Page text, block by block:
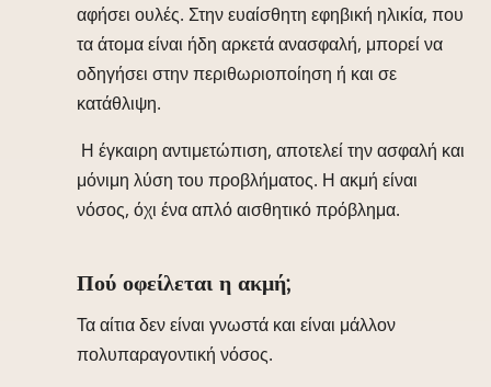
αφήσει ουλές. Στην ευαίσθητη εφηβική ηλικία, που
τα άτομα είναι ήδη αρκετά ανασφαλή, μπορεί να
οδηγήσει στην περιθωριοποίηση ή και σε
κατάθλιψη.
Η έγκαιρη αντιμετώπιση, αποτελεί την ασφαλή και
μόνιμη λύση του προβλήματος. Η ακμή είναι
νόσος, όχι ένα απλό αισθητικό πρόβλημα.
Πού οφείλεται η ακμή;
Τα αίτια δεν είναι γνωστά και είναι μάλλον
πολυπαραγοντική νόσος.